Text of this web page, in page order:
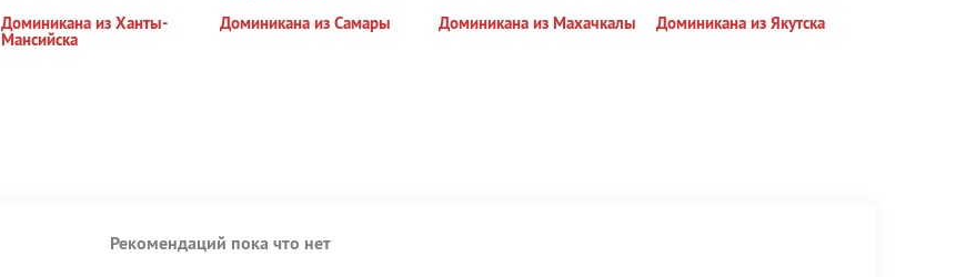
Доминикана из Ханты-
Мансийска
Доминикана из Самары Доминикана из Махачкалы Доминикана из Якутска
Рекомендаций пока что нет